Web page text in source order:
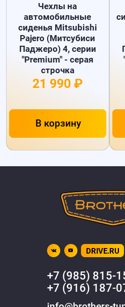
Чехлы на
автомобильные
сиденья Mitsubishi
Pajero (Митсубиси
Паджеро) 4, серии
"Premium" - серая
строчка
21 990 ₽
В корзину
DRIVE.RU
+7 (985) 815-
+7 (916) 187-